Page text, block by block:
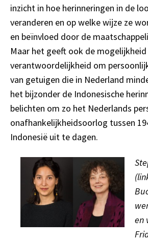
inzicht in hoe herinneringen in de
veranderen en op welke wijze ze
en beïnvloed door de
Maar het geeft ook de mogelijkheid
verantwoordelijkheid om
van getuigen die in Nederland
het bijzonder de Indonesische
belichten om zo het Nederlands
onafhankelijkheidsoorlog tussen
Indonesië uit te dagen.
en